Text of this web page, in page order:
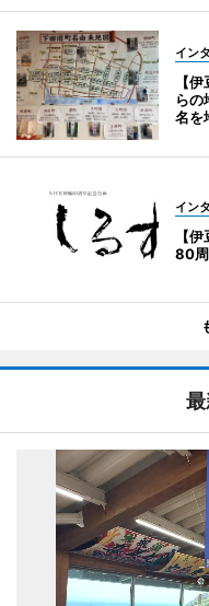
イン
【
らの
名を
イン
【
80周